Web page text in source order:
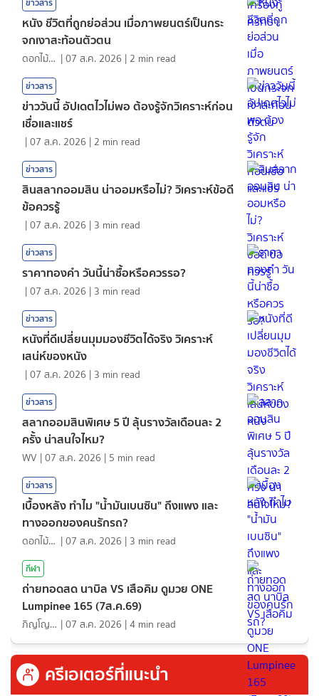
หนัง ชีวิตที่ถูกย่อส่วน เมื่อภาพยนตร์เป็นกระ
จกเงาสะท้อนตัวตน
ดอกไม้กับสายน้ำ |07 ส.ค. 2026 | 2 min read
ข่าวสาร
ข่าววันนี้ อัปเดตไวไม่พอ ต้องรู้จักวิเคราะห์ก่อน
เชื่อและแชร์
|07 ส.ค. 2026 | 2 min read
ข่าวสาร
สินสลากออมสิน น่าออมหรือไม่? วิเคราะห์ข้อดี
ข้อควรรู้
|07 ส.ค. 2026 | 3 min read
ข่าวสาร
ราคาทองคํา วันนี้น่าซื้อหรือควรรอ?
|07 ส.ค. 2026 | 3 min read
ข่าวสาร
หนังที่ดีเปลี่ยนมุมมองชีวิตได้จริง วิเคราะห์
เสน่ห์ของหนัง
|07 ส.ค. 2026 | 3 min read
ข่าวสาร
สลากออมสินพิเศษ 5 ปี ลุ้นรางวัลเดือนละ 2
ครั้ง น่าสนใจไหม?
WV |07 ส.ค. 2026 | 5 min read
ข่าวสาร
เบื้องหลัง ทำไม "น้ำมันเบนซิน" ถึงแพง และ
ทางออกของคนรักรถ?
ดอกไม้กับสายน้ำ |07 ส.ค. 2026 | 3 min read
กีฬา
ถ่ายทอดสด นาบิล VS เสือคิม ดูมวย ONE
Lumpinee 165 (7ส.ค.69)
ภิญโญ ส่องแสง |07 ส.ค. 2026 |4 min read
ครีเอเตอร์ที่แนะนำ